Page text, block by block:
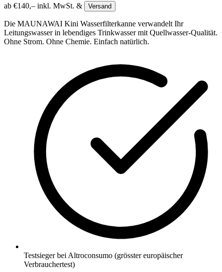
ab €140,– inkl. MwSt. & Versand
Die MAUNAWAI Kini Wasserfilterkanne verwandelt Ihr
Leitungswasser in lebendiges Trinkwasser mit Quellwasser-Qualität.
Ohne Strom. Ohne Chemie. Einfach natürlich.
Testsieger bei Altroconsumo (grösster europäischer
Verbrauchertest)